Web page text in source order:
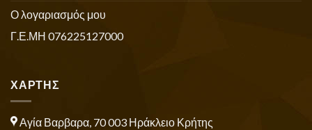
Ο λογαριασμός μου
Γ.Ε.ΜΗ 076225127000
ΧΑΡΤΗΣ
Αγία Βαρβαρα, 70 003 Ηράκλειο Κρήτης